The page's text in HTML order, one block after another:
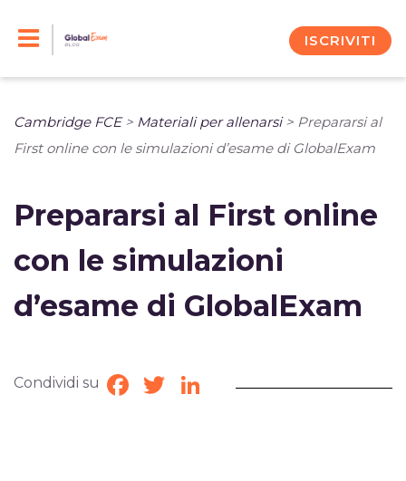
ISCRIVITI
Cambridge FCE> Materiali per allenarsi> Prepararsi al
First online con le simulazioni d’esame di GlobalExam
Prepararsi al First online
con le simulazioni
d’esame di GlobalExam
Condividi su Facebook
TwitterLinkedIn